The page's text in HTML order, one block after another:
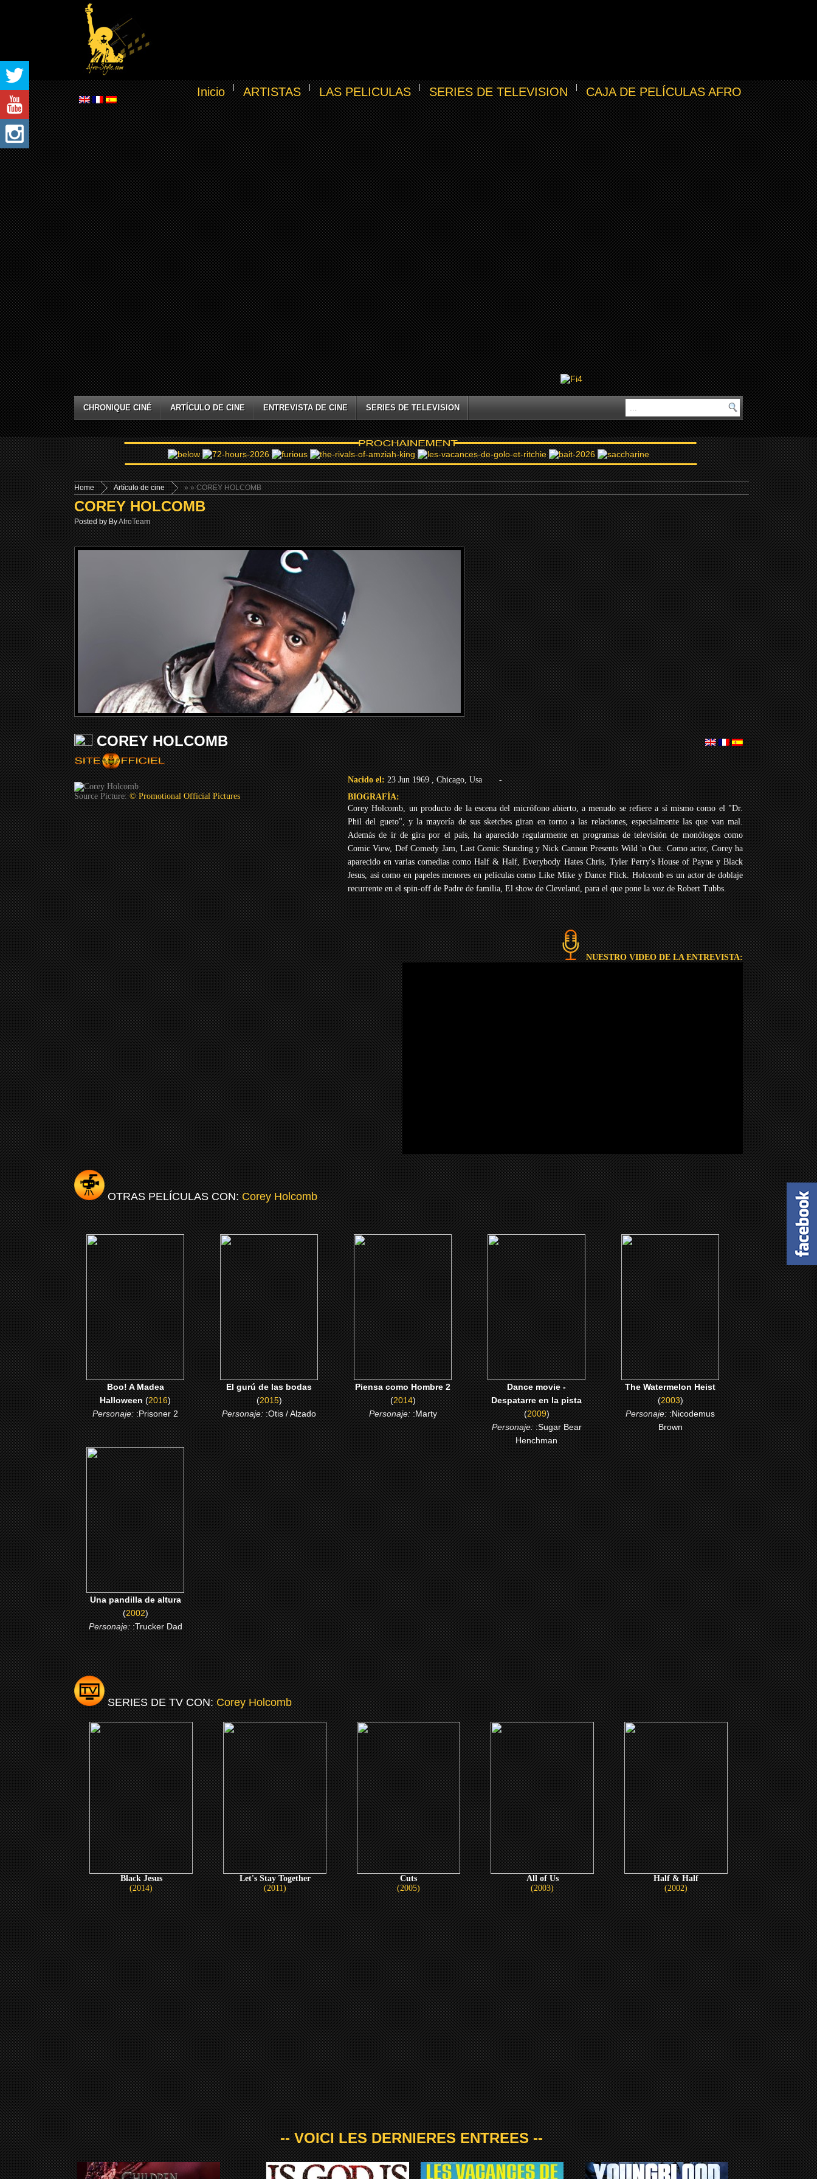
Inicio ARTISTAS LAS PELICULAS SERIES DE TELEVISION CAJA DE PELÍCULAS AFRO
CHRONIQUE CINÉ ARTÍCULO DE CINE ENTREVISTA DE CINE SERIES DE TELEVISION
Home »
Artículo de cine » COREY HOLCOMB
COREY HOLCOMB
Posted by ByAfroTeam
COREY HOLCOMB
Source Picture:© Promotional Official Pictures
Nacido el:23 Jun 1969 , Chicago, Usa
-
BIOGRAFÍA:
Corey Holcomb, un producto de la escena del micrófono abierto, a menudo se refiere a sí mismo como el "Dr.
Phil del gueto", y la mayoría de sus sketches giran en torno a las relaciones, especialmente las que van mal.
Además de ir de gira por el país, ha aparecido regularmente en programas de televisión de monólogos como
Comic View, Def Comedy Jam, Last Comic Standing y Nick Cannon Presents Wild 'n Out. Como actor, Corey ha
aparecido en varias comedias como Half & Half, Everybody Hates Chris, Tyler Perry's House of Payne y Black
Jesus, así como en papeles menores en películas como Like Mike y Dance Flick. Holcomb es un actor de doblaje
recurrente en el spin-off de Padre de familia, El show de Cleveland, para el que pone la voz de Robert Tubbs.
NUESTRO VIDEO DE LA ENTREVISTA:
OTRAS PELÍCULAS CON:Corey Holcomb
(2016)
Boo! A Madea Halloween
CLICK ME
Boo! A Madea
Halloween(2016)
Personaje::Prisoner 2
(2015)
El gurú de las bodas
CLICK ME
El gurú de las bodas
(2015)
Personaje::Otis / Alzado
(2014)
Piensa como Hombre 2
CLICK ME
Piensa como Hombre 2
(2014)
Personaje::Marty
(2009)
Dance movie -
Despatarre en la pista
CLICK ME
Dance movie -
Despatarre en la pista
(2009)
Personaje::Sugar Bear
Henchman
(2003)
The Watermelon Heist
CLICK ME
The Watermelon Heist
(2003)
Personaje::Nicodemus
Brown
(2002)
Una pandilla de altura
CLICK ME
Una pandilla de altura
(2002)
Personaje::Trucker Dad
SERIES DE TV CON:Corey Holcomb
Black Jesus
(2014)
Let's Stay Together
(2011)
Cuts
(2005)
All of Us
(2003)
Half & Half
(2002)
-- VOICI LES DERNIERES ENTREES --